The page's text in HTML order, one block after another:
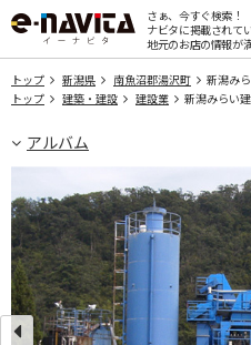
さぁ、今すぐ検索！
ナビタに掲載されて
地元のお店の情報が
トップ 新潟県 南魚沼郡湯沢町
新潟み
トップ
建築・建設 建設業 新潟みらい
アルバム